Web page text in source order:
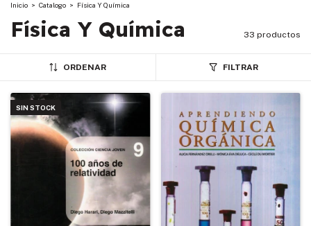
Inicio > Catalogo > Física Y Química
Física Y Química 33 productos
ORDENAR FILTRAR
SIN STOCK